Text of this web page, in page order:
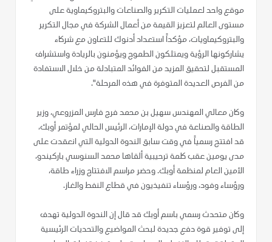
موقع واحد لعمليات التكرير والصناعات والبتروكيماوية على
مستوى العالم لتعزيز القيمة من أعمال الشركة في مجال التكرير
والبتروكيماويات، مؤكداً استعداد أدنوك للتعاون مع شركاء
يشاركونها الرؤية ويمتلكون الطموح ويؤمنون بالريادة واستشراف
المستقبل لتحقيق المزيد من الفوائد المتبادلة من خلال الاستفادة
من الفرص العديدة المتوفرة في هذه المرحلة".
وكان معالي المهندس سهيل بن محمد فرج فارس المزروعي، وزير
الطاقة والصناعة في دولة الإمارات، الرئيس الحالي لمؤتمر أوبك،
قد افتتح رسمياً في وقت سابق الندوة الدولية التي انعقدت على
مدى يومين عقب كلمة ترحيبية ألقاها محمد السنوسي باركيندو،
الأمين العام لمنظمة أوبك. وحضر مراسم الافتتاح وزراء طاقة،
ورؤساء وفود، ورؤساء تنفيذيون في قطاع النفط والغاز.
وكان متحدث رسمي باسم أوبك قد قال إن الندوة الدولية تهدف
إلى توفير قوة دفع جديدة لبحث المواضيع والتحديات الرئيسية